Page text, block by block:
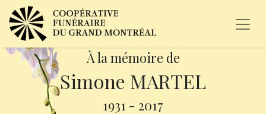
À la mémoire de
Simone MARTEL
1931 - 2017